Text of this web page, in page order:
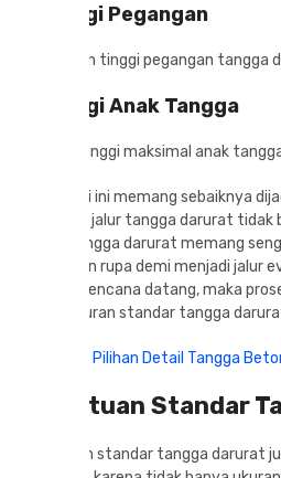
3. Tinggi Pegangan
Sedangkan tinggi pegangan tangga
4. Tinggi Anak Tangga
Terakhir, tinggi maksimal anak
Spesifikasi ini memang sebaiknya
membuat jalur tangga darurat tidak
ukuran tangga darurat memang
sedemikian rupa demi menjadi jalur
Jika ada bencana datang, maka
berkat ukuran standar tangga
Pilihan Detail Tangga
Ketentuan Standar
Ketentuan standar tangga darurat